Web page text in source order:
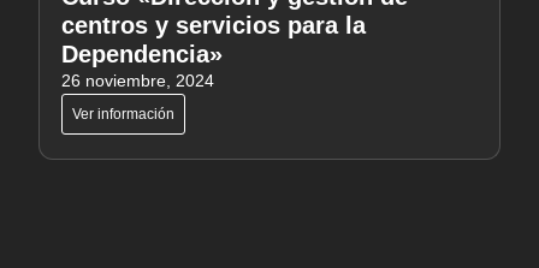
centros y servicios para la
Dependencia»
26 noviembre, 2024
Ver información